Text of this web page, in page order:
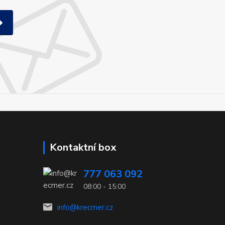
Kontaktní box
777 063 092
08:00 - 15:00
info@krecmer.cz